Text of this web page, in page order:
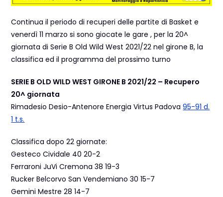
Continua il periodo di recuperi delle partite di Basket e
venerdì 11 marzo si sono giocate le gare , per la 20^
giornata di Serie B Old Wild West 2021/22 nel girone B, la
classifica ed il programma del prossimo turno
SERIE B OLD WILD WEST GIRONE B 2021/22 – Recupero
20^ giornata
Rimadesio Desio-Antenore Energia Virtus Padova95-91 d.
1 t.s.
Classifica dopo 22 giornate:
Gesteco Cividale 40 20-2
Ferraroni JuVi Cremona 38 19-3
Rucker Belcorvo San Vendemiano 30 15-7
Gemini Mestre 28 14-7